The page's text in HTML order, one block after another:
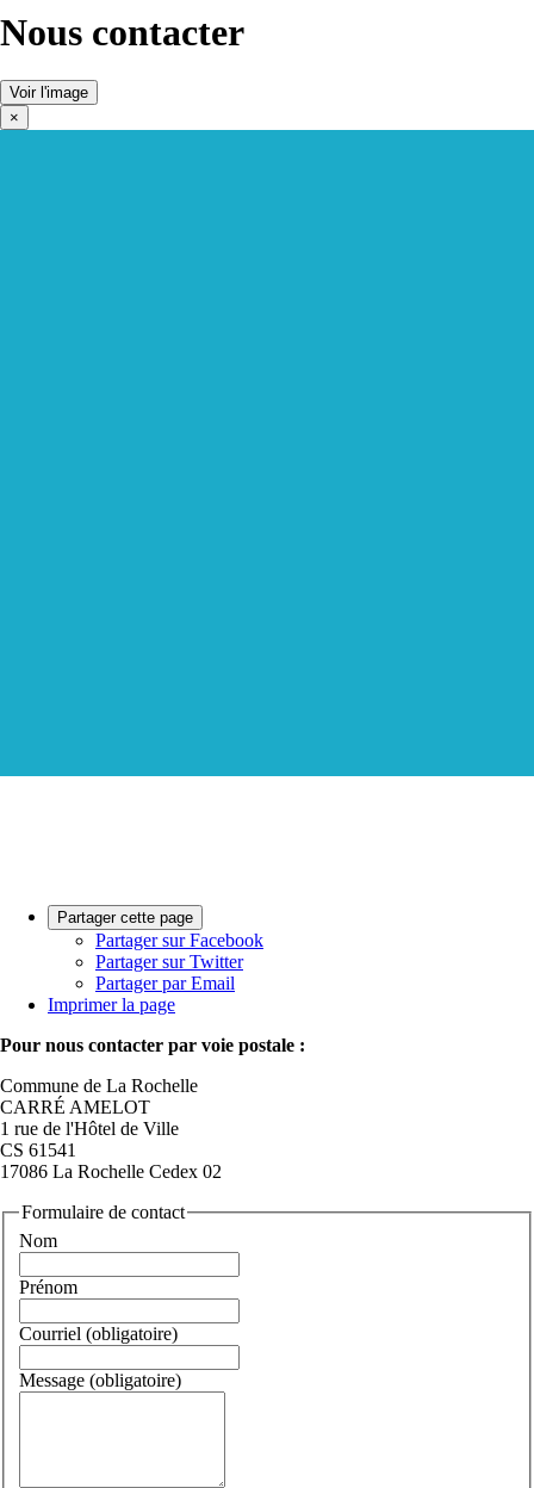
Nous contacter
Voir l'image
×
Partager cette page
Partager sur Facebook
Partager sur Twitter
Partager par Email
Imprimer la page
Pour nous contacter par voie postale :
Commune de La Rochelle
CARRÉ AMELOT
1 rue de l'Hôtel de Ville
CS 61541
17086 La Rochelle Cedex 02
Formulaire de contact
Nom
Prénom
Courriel (obligatoire)
Message (obligatoire)